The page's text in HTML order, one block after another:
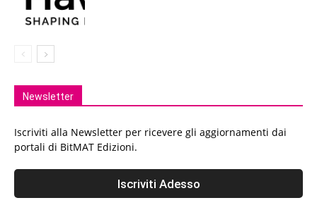
Newsletter
Iscriviti alla Newsletter per ricevere gli aggiornamenti dai
portali di BitMAT Edizioni.